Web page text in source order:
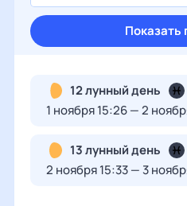
Показать
12 лунный день
1 ноября 15:26 — 2
13 лунный день
2 ноября 15:33 — 3